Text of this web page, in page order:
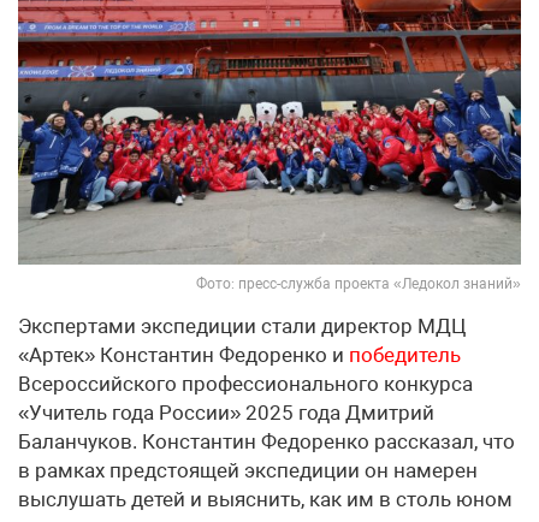
Фото: пресс-служба проекта «Ледокол знаний»
Экспертами экспедиции стали директор МДЦ
«Артек» Константин Федоренко и победитель
Всероссийского профессионального конкурса
«Учитель года России» 2025 года Дмитрий
Баланчуков. Константин Федоренко рассказал, что
в рамках предстоящей экспедиции он намерен
выслушать детей и выяснить, как им в столь юном